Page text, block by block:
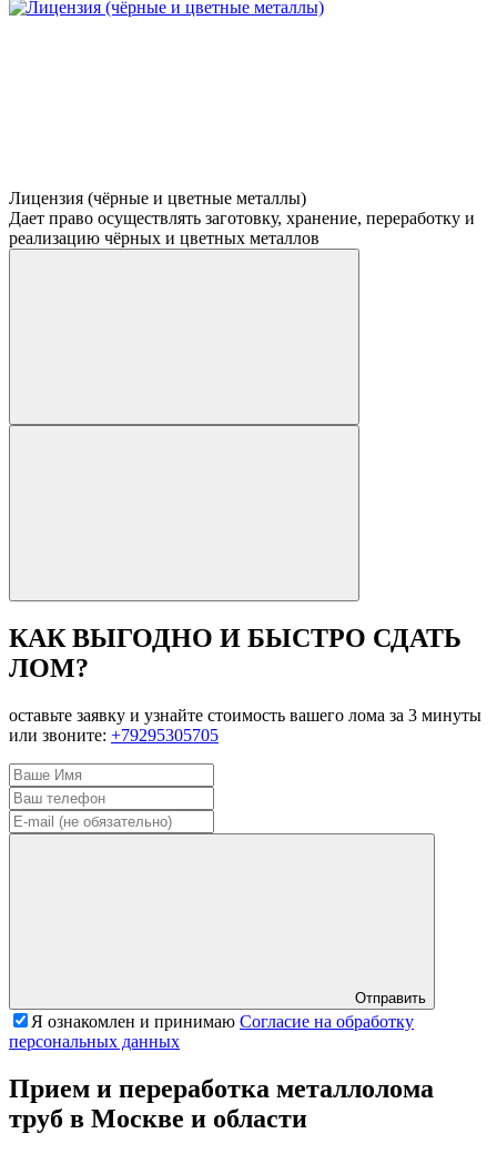
Лицензия (чёрные и цветные металлы)
Дает право осуществлять заготовку, хранение, переработку и
реализацию чёрных и цветных металлов
КАК ВЫГОДНО И БЫСТРО СДАТЬ
ЛОМ?
оставьте заявку и узнайте стоимость вашего лома за 3 минуты
или звоните: +79295305705
Отправить
Я ознакомлен и принимаю Согласие на обработку
персональных данных
Прием и переработка металлолома
труб в Москве и области